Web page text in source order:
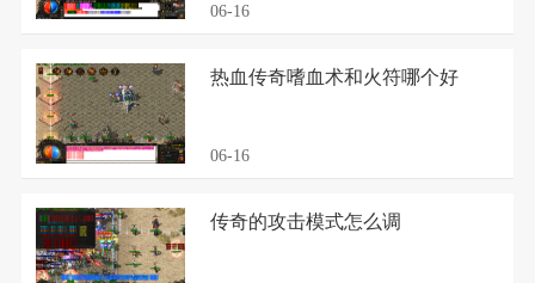
06-16
热血传奇嗜血术和火符哪个好
06-16
传奇的攻击模式怎么调